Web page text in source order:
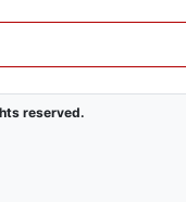
reserved.